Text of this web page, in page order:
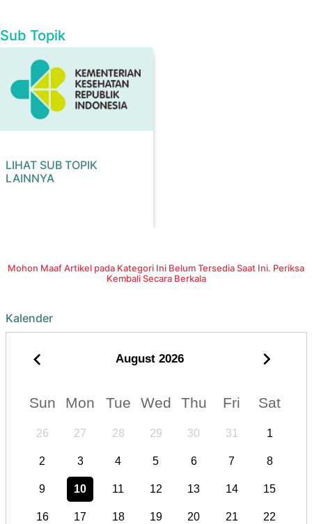
Sub Topik
LIHAT SUB TOPIK
LAINNYA
Mohon Maaf Artikel pada Kategori Ini Belum Tersedia Saat Ini. Periksa
Kembali Secara Berkala
Kalender
August 2026
Sun Mon Tue Wed Thu Fri Sat
26 27 28 29 30 31 1
2 3 4 5 6 7 8
9 10 11 12 13 14 15
16 17 18 19 20 21 22